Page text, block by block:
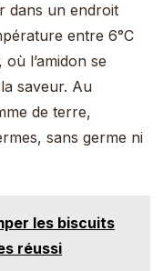
dans un endroit
entre 6°C
l’amidon se
saveur. Au
de terre,
sans germe ni
les biscuits
réussi